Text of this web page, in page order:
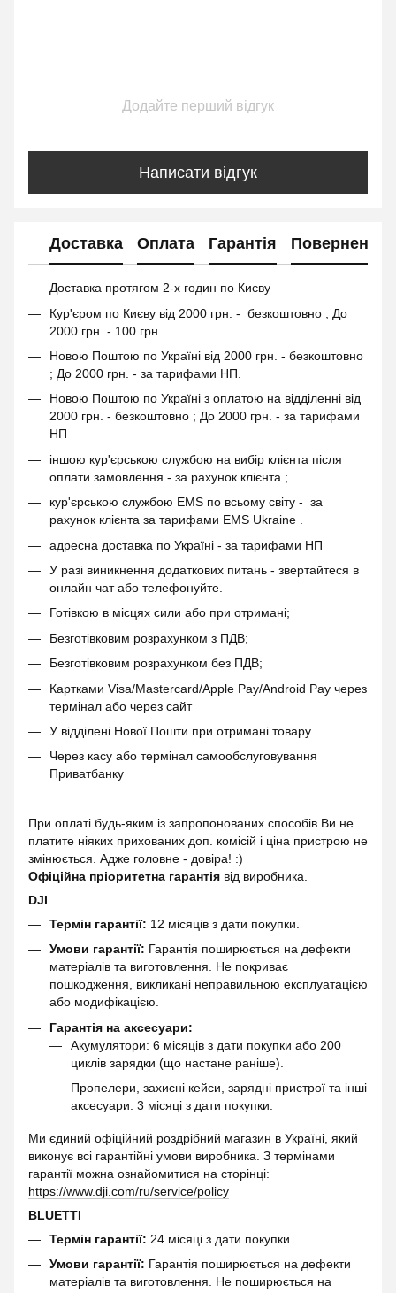
Додайте перший відгук
Написати відгук
Доставка Оплата Гарантія Повернення
Доставка протягом 2-х годин по Києву
Кур'єром по Києву від 2000 грн. - безкоштовно ; До
2000 грн. - 100 грн.
Новою Поштою по Україні від 2000 грн. - безкоштовно
; До 2000 грн. - за тарифами НП.
Новою Поштою по Україні з оплатою на відділенні від
2000 грн. - безкоштовно ; До 2000 грн. - за тарифами
НП
іншою кур'єрською службою на вибір клієнта після
оплати замовлення - за рахунок клієнта ;
кур'єрською службою EMS по всьому світу - за
рахунок клієнта за тарифами EMS Ukraine .
адресна доставка по Україні - за тарифами НП
У разі виникнення додаткових питань - звертайтеся в
онлайн чат або телефонуйте.
Готівкою в місцях сили або при отримані;
Безготівковим розрахунком з ПДВ;
Безготівковим розрахунком без ПДВ;
Картками Visa/Mastercard/Apple Pay/Android Pay через
термінал або через сайт
У відділені Нової Пошти при отримані товару
Через касу або термінал самообслуговування
Приватбанку
При оплаті будь-яким із запропонованих способів Ви не
платите ніяких прихованих доп. комісій і ціна пристрою не
змінюється. Адже головне - довіра! :)
Офіційна пріоритетна гарантія від виробника.
DJI
Термін гарантії: 12 місяців з дати покупки.
Умови гарантії: Гарантія поширюється на дефекти
матеріалів та виготовлення. Не покриває
пошкодження, викликані неправильною експлуатацією
або модифікацією.
Гарантія на аксесуари:
Акумулятори: 6 місяців з дати покупки або 200
циклів зарядки (що настане раніше).
Пропелери, захисні кейси, зарядні пристрої та інші
аксесуари: 3 місяці з дати покупки.
Ми єдиний офіційний роздрібний магазин в Україні, який
виконує всі гарантійні умови виробника. З термінами
гарантії можна ознайомитися на сторінці:
https://www.dji.com/ru/service/policy
BLUETTI
Термін гарантії: 24 місяці з дати покупки.
Умови гарантії: Гарантія поширюється на дефекти
матеріалів та виготовлення. Не поширюється на